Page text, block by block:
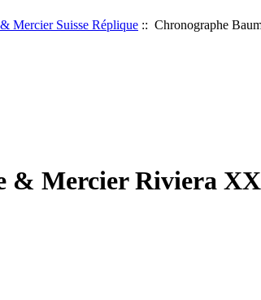
Mercier Suisse Réplique :: Chronographe
& Mercier Riviera